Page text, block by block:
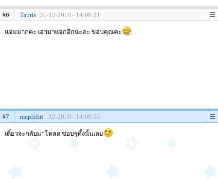
#6 Tabris 31-12-2010 - 14:09:21
แจ่มมากคะ เอามาแจกอีกนะคะ ขอบคุณคะ
#7 meplelin31-12-2010 - 14:09:55
เดี๋ยวจะกลับมาโหลด ชอบๆทั้งนั้นเลย